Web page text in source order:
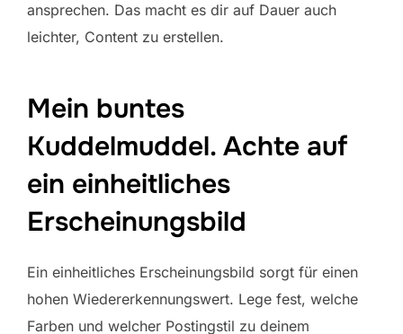
ansprechen. Das macht es dir auf Dauer auch
leichter, Content zu erstellen.
Mein buntes
Kuddelmuddel. Achte auf
ein einheitliches
Erscheinungsbild
Ein einheitliches Erscheinungsbild sorgt für einen
hohen Wiedererkennungswert. Lege fest, welche
Farben und welcher Postingstil zu deinem